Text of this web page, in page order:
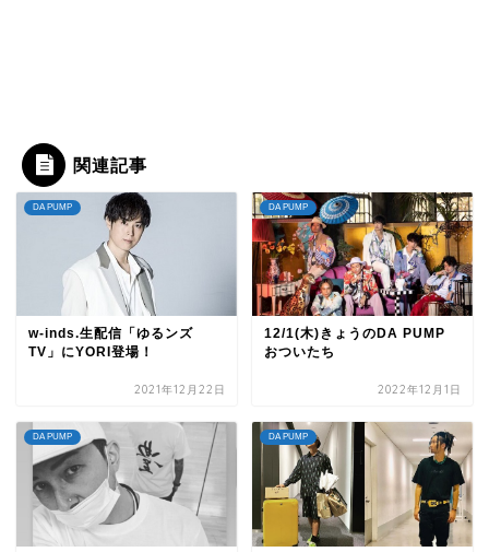
関連記事
DA PUMP
w-inds.生配信「ゆるンズ
TV」にYORI登場！
2021年12月22日
DA PUMP
12/1(木)きょうのDA PUMP
おついたち
2022年12月1日
DA PUMP DA PUMP